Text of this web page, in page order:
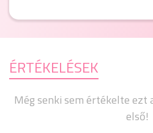
ÉRTÉKELÉSEK
Még senki sem értékelte ezt
első!